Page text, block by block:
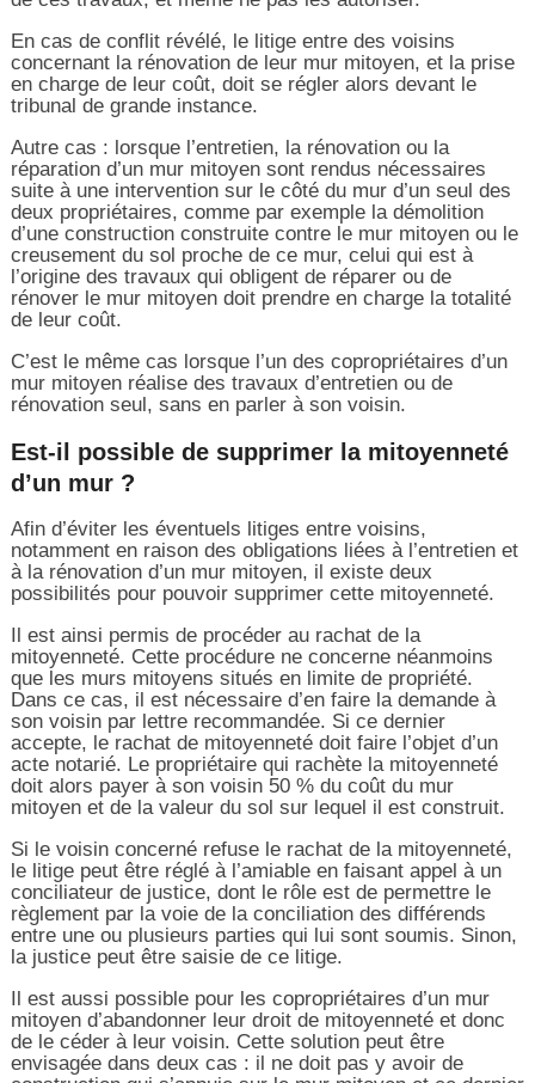
En cas de conflit révélé, le litige entre des voisins
concernant la rénovation de leur mur mitoyen, et la prise
en charge de leur coût, doit se régler alors devant le
tribunal de grande instance.
Autre cas : lorsque l’entretien, la rénovation ou la
réparation d’un mur mitoyen sont rendus nécessaires
suite à une intervention sur le côté du mur d’un seul des
deux propriétaires, comme par exemple la démolition
d’une construction construite contre le mur mitoyen ou le
creusement du sol proche de ce mur, celui qui est à
l’origine des travaux qui obligent de réparer ou de
rénover le mur mitoyen doit prendre en charge la totalité
de leur coût.
C’est le même cas lorsque l’un des copropriétaires d’un
mur mitoyen réalise des travaux d’entretien ou de
rénovation seul, sans en parler à son voisin.
Est-il possible de supprimer la mitoyenneté
d’un mur ?
Afin d’éviter les éventuels litiges entre voisins,
notamment en raison des obligations liées à l’entretien et
à la rénovation d’un mur mitoyen, il existe deux
possibilités pour pouvoir supprimer cette mitoyenneté.
Il est ainsi permis de procéder au rachat de la
mitoyenneté. Cette procédure ne concerne néanmoins
que les murs mitoyens situés en limite de propriété.
Dans ce cas, il est nécessaire d’en faire la demande à
son voisin par lettre recommandée. Si ce dernier
accepte, le rachat de mitoyenneté doit faire l’objet d’un
acte notarié. Le propriétaire qui rachète la mitoyenneté
doit alors payer à son voisin 50 % du coût du mur
mitoyen et de la valeur du sol sur lequel il est construit.
Si le voisin concerné refuse le rachat de la mitoyenneté,
le litige peut être réglé à l’amiable en faisant appel à un
conciliateur de justice, dont le rôle est de permettre le
règlement par la voie de la conciliation des différends
entre une ou plusieurs parties qui lui sont soumis. Sinon,
la justice peut être saisie de ce litige.
Il est aussi possible pour les copropriétaires d’un mur
mitoyen d’abandonner leur droit de mitoyenneté et donc
de le céder à leur voisin. Cette solution peut être
envisagée dans deux cas : il ne doit pas y avoir de